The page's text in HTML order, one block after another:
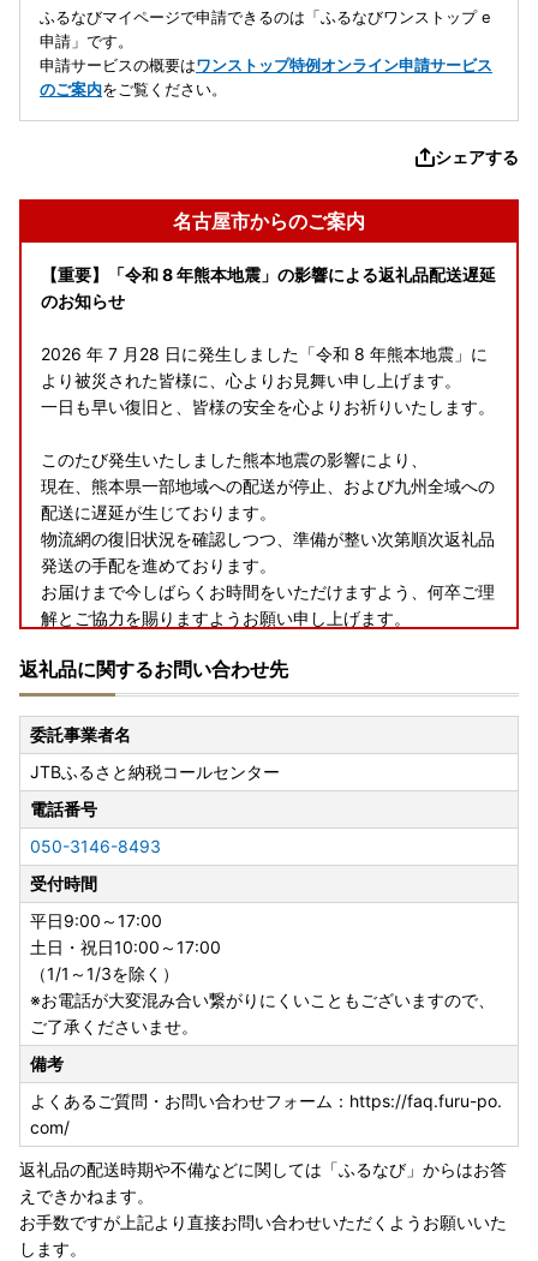
ふるなびマイページで申請できるのは「ふるなびワンストップ e
申請」です。
申請サービスの概要はワンストップ特例オンライン申請サービス
のご案内をご覧ください。
シェアする
名古屋市からのご案内
【重要】「令和 8 年熊本地震」の影響による返礼品配送遅延
のお知らせ
2026 年 7 月28 日に発生しました「令和 8 年熊本地震」に
より被災された皆様に、心よりお見舞い申し上げます。
一日も早い復旧と、皆様の安全を心よりお祈りいたします。
このたび発生いたしました熊本地震の影響により、
現在、熊本県一部地域への配送が停止、および九州全域への
配送に遅延が生じております。
物流網の復旧状況を確認しつつ、準備が整い次第順次返礼品
発送の手配を進めております。
お届けまで今しばらくお時間をいただけますよう、何卒ご理
解とご協力を賜りますようお願い申し上げます。
返礼品に関するお問い合わせ先
委託事業者名
JTBふるさと納税コールセンター
電話番号
050-3146-8493
受付時間
平日9:00～17:00
土日・祝日10:00～17:00
（1/1～1/3を除く）
※お電話が大変混み合い繋がりにくいこともございますので、
ご了承くださいませ。
備考
よくあるご質問・お問い合わせフォーム：https://faq.furu-po.
com/
返礼品の配送時期や不備などに関しては「ふるなび」からはお答
えできかねます。
お手数ですが上記より直接お問い合わせいただくようお願いいた
します。